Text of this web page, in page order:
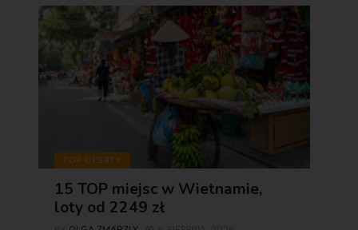
TOP OFERTY
15 TOP miejsc w Wietnamie,
loty od 2249 zł